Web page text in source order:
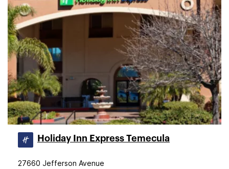
Holiday Inn Express Temecula
27660 Jefferson Avenue